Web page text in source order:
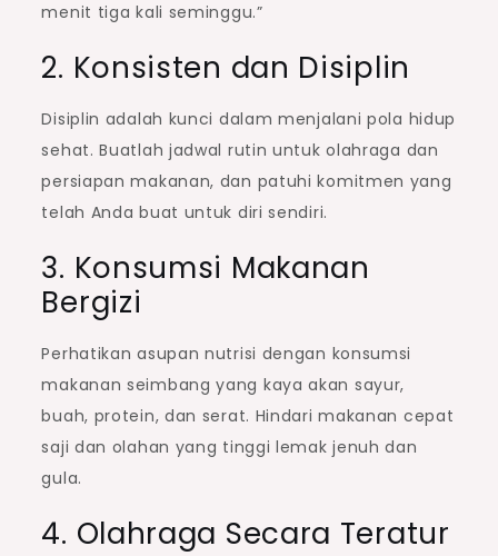
menit tiga kali seminggu.”
2. Konsisten dan Disiplin
Disiplin adalah kunci dalam menjalani pola hidup
sehat. Buatlah jadwal rutin untuk olahraga dan
persiapan makanan, dan patuhi komitmen yang
telah Anda buat untuk diri sendiri.
3. Konsumsi Makanan
Bergizi
Perhatikan asupan nutrisi dengan konsumsi
makanan seimbang yang kaya akan sayur,
buah, protein, dan serat. Hindari makanan cepat
saji dan olahan yang tinggi lemak jenuh dan
gula.
4. Olahraga Secara Teratur